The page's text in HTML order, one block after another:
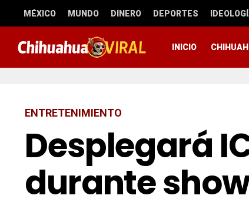
MÉXICO MUNDO DINERO DEPORTES
INICIO
ENTRETENIMIENTO
Desplegará
durante